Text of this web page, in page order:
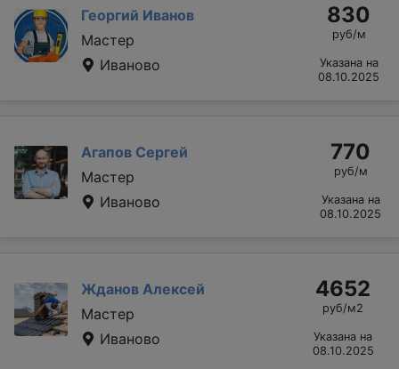
Георгий Иванов
Мастер
Иваново
830
руб/м
Указана на
08.10.2025
Агапов Сергей
Мастер
Иваново
770
руб/м
Указана на
08.10.2025
Жданов Алексей
Мастер
Иваново
4652
руб/м2
Указана на
08.10.2025